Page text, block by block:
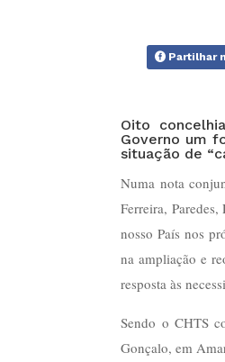
Partilhar
Oito
Governo um
situação de
Numa nota
Ferreira,
nosso País nos
na ampliação e
resposta às
Sendo o CHTS
Gonçalo, em